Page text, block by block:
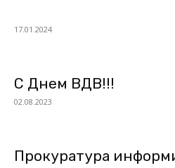
17.01.2024
С Днем ВДВ!!!
02.08.2023
Прокуратура